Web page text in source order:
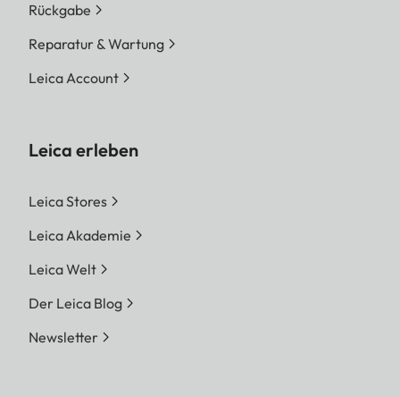
Rückgabe
Reparatur & Wartung
Leica Account
Leica erleben
Leica Stores
Leica Akademie
Leica Welt
Der Leica Blog
Newsletter